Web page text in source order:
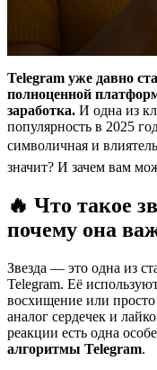
Telegram уже давно
полноценной
заработка. И одна из
популярность в 2025
символичная и
значит? И зачем вам
🔥 Что такое
почему она
Звезда — это одна из
Telegram. Её
восхищение или просто
аналог сердечек и
реакции есть одна
алгоритмы Telegram.